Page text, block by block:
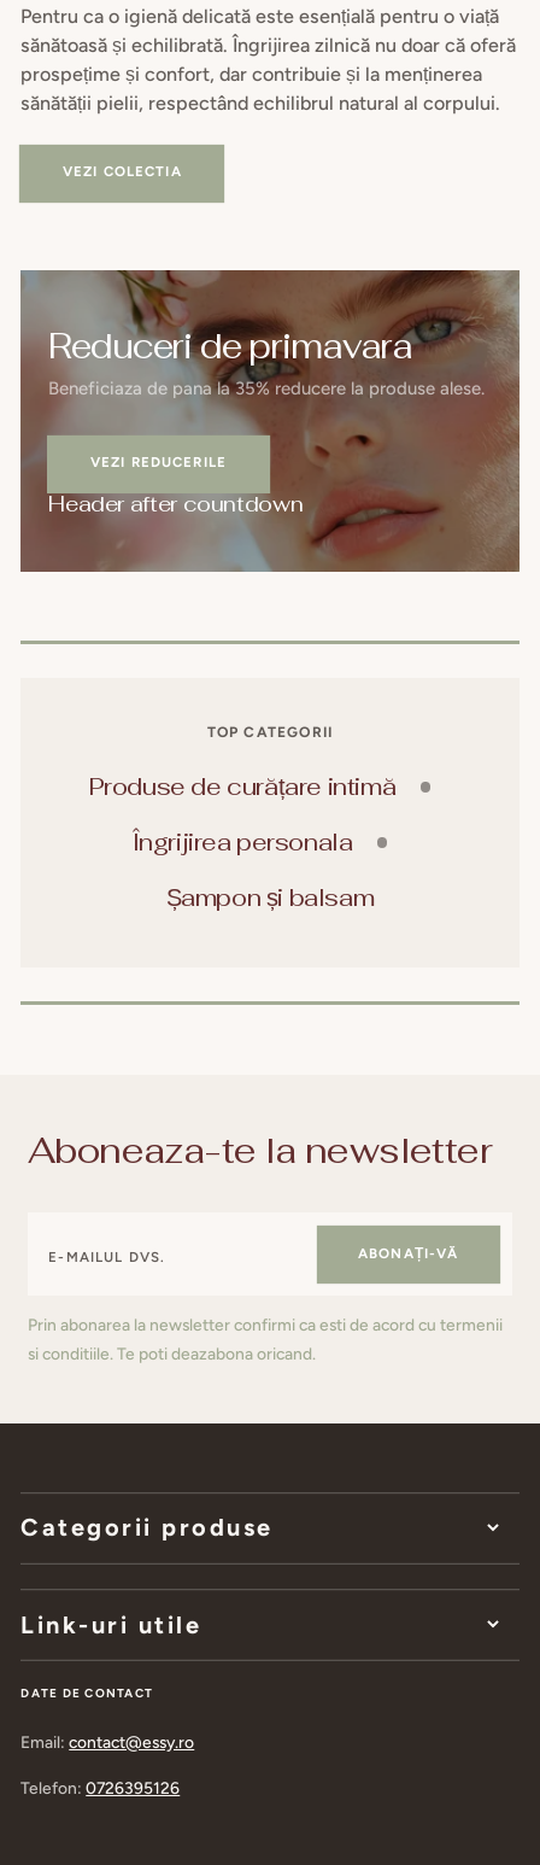
Pentru ca o igienă delicată este esențială pentru o viață
sănătoasă și echilibrată. Îngrijirea zilnică nu doar că oferă
prospețime și confort, dar contribuie și la menținerea
sănătății pielii, respectând echilibrul natural al corpului.
VEZI COLECTIA
Reduceri de primavara
Beneficiaza de pana la 35% reducere la produse alese.
VEZI REDUCERILE
Header after countdown
TOP CATEGORII
Produse de curățare intimă
Îngrijirea personala
Șampon și balsam
Aboneaza-te la newsletter
ABONAȚI-VĂ
Prin abonarea la newsletter confirmi ca esti de acord cu termenii
si conditiile. Te poti deazabona oricand.
Categorii produse
Link-uri utile
DATE DE CONTACT
Email:contact@essy.ro
Telefon:0726395126